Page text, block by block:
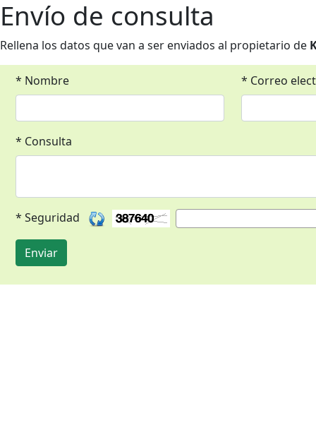
Envío de consulta
Rellena los datos que van a ser enviados al propietario de
* Nombre * Correo
* Consulta
* Seguridad
Enviar